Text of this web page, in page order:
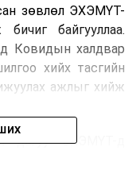
зөвлөл ЭХЭМҮТ-
байгууллаа.
Ковидын халдвар
хийх тасгийн
ажлыг хийж
дагуу ЭХЭМҮТ-д